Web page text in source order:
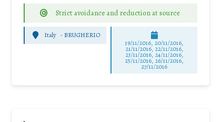
Strict avoidance and reduction at source
Italy - BRUGHERIO
19/11/2016, 20/11/2016,
21/11/2016, 22/11/2016,
23/11/2016, 24/11/2016,
25/11/2016, 26/11/2016,
27/11/2016